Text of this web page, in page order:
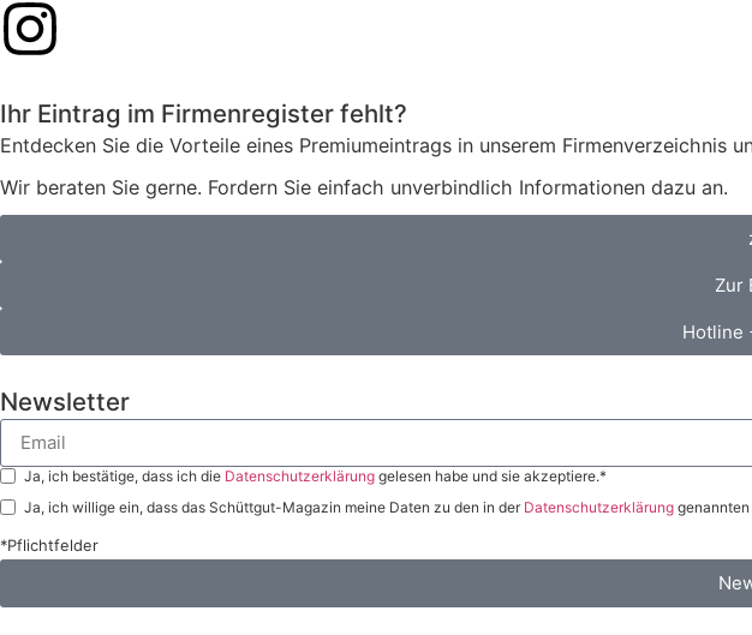
Ihr Eintrag im Firmenregister fehlt?
Entdecken Sie die Vorteile eines Premiumeintrags in unserem
Wir beraten Sie gerne. Fordern Sie einfach unverbindlich Informationen dazu an.
Zur
Hotline
Newsletter
Ja, ich bestätige, dass ich die Datenschutzerklärung gelesen habe und sie akzeptiere.*
Ja, ich willige ein, dass das Schüttgut-Magazin meine Daten zu den in der Datenschutzerklärung
*Pflichtfelder